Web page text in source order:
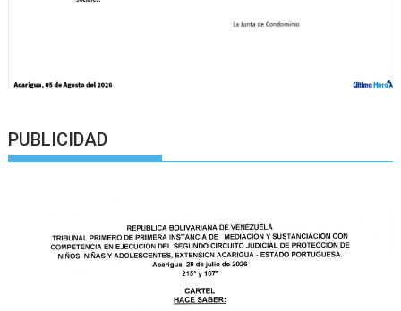
PUBLICIDAD